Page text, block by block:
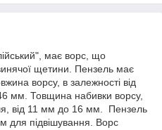
має ворс, що
щетини. Пензель має
ворсу, в залежності від
мм. Товщина набивки ворсу,
від 11 мм до 16 мм. Пензель
для підвішування. Ворс